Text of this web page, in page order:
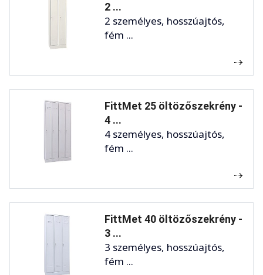
2 ...
2 személyes, hosszúajtós,
fém ...
FittMet 25 öltözőszekrény -
4 ...
4 személyes, hosszúajtós,
fém ...
FittMet 40 öltözőszekrény -
3 ...
3 személyes, hosszúajtós,
fém ...